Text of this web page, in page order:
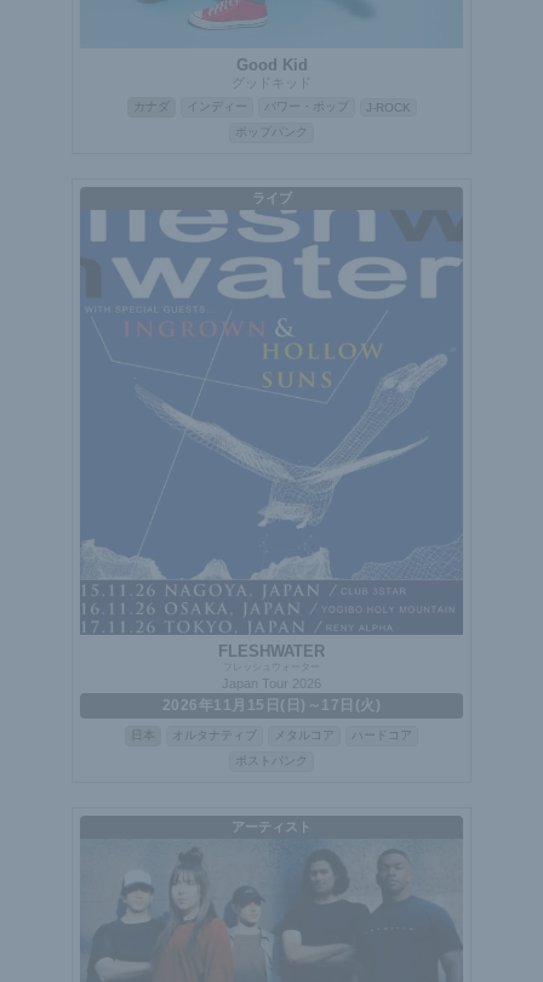
Good Kid
グッドキッド
カナダ インディー パワー・ポップ
J-ROCK
ポップパンク
ライブ
FLESHWATER
フレッシュウォーター
Japan Tour 2026
2026年11月15日(日)～17日(火)
オルタナティブ メタルコア
ハードコア
ポストパンク
アーティスト